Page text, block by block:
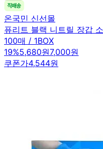
온국민 신선몰
퓨리트 블랙 니트릴 장갑
100매 / 1BOX
19%5,680원7,000원
쿠폰가4,544원